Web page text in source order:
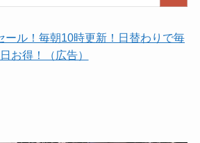
ール！毎朝10時更新！日替わりで毎
日お得！（広告）